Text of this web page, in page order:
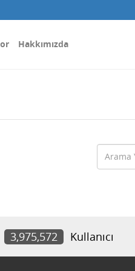
Hakkımızda
3,975,572 Kullanıcı